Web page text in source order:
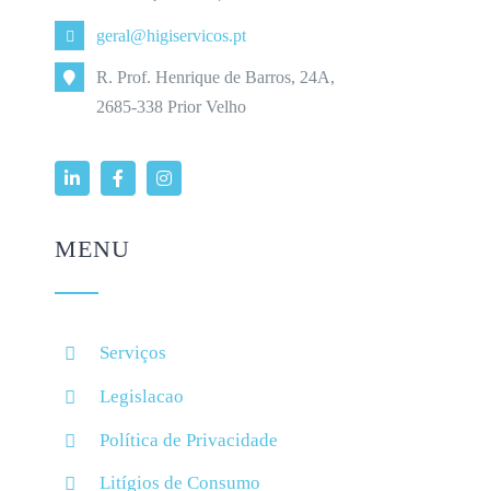
geral@higiservicos.pt
R. Prof. Henrique de Barros, 24A,
2685-338 Prior Velho
MENU
Serviços
Legislacao
Política de Privacidade
Litígios de Consumo